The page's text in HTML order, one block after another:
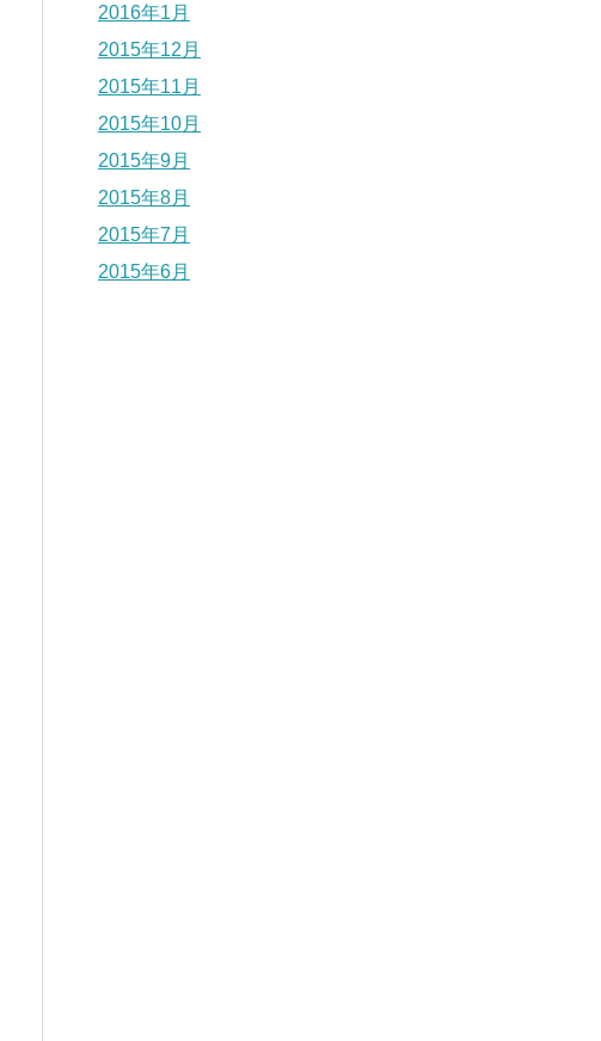
2016年1月
2015年12月
2015年11月
2015年10月
2015年9月
2015年8月
2015年7月
2015年6月